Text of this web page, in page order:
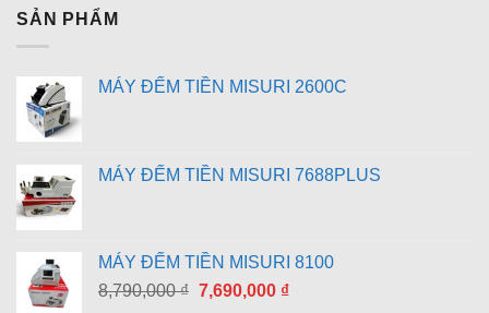
SẢN PHẨM
MÁY ĐẾM TIỀN MISURI 2600C
MÁY ĐẾM TIỀN MISURI 7688PLUS
MÁY ĐẾM TIỀN MISURI 8100
8,790,000₫ Giá
7,690,000 ₫Giá